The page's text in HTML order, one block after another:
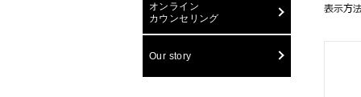
オンライン
カウンセリング
Our story